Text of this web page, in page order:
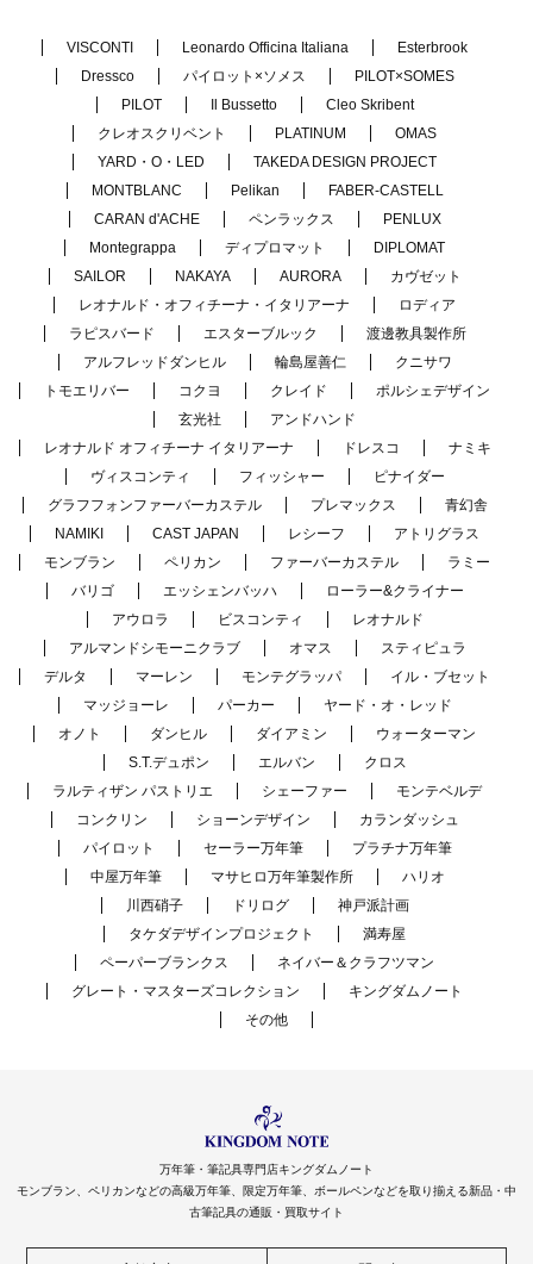
VISCONTI Leonardo Officina Italiana
Esterbrook
Dressco
パイロット×ソメス
PILOT×SOMES
PILOT
Il Bussetto
Cleo Skribent
クレオスクリベント
PLATINUM
OMAS
YARD・O・LED
TAKEDA DESIGN PROJECT
MONTBLANC
Pelikan
FABER-CASTELL
CARAN d'ACHE
ペンラックス
PENLUX
Montegrappa
ディプロマット
DIPLOMAT
SAILOR
NAKAYA AURORA
カヴゼット
レオナルド・オフィチーナ・イタリアーナ
ロディア
ラピスバード
エスターブルック
渡邊教具製作所
アルフレッドダンヒル
輪島屋善仁
クニサワ
トモエリバー
コクヨ クレイド
ポルシェデザイン
玄光社
アンドハンド
レオナルド オフィチーナ イタリアーナ
ドレスコ
ナミキ
ヴィスコンティ
フィッシャー
ピナイダー
グラフフォンファーバーカステル
プレマックス
青幻舎
NAMIKI
CAST JAPAN レシーフ
アトリグラス
モンブラン
ペリカン ファーバーカステル
ラミー
バリゴ
エッシェンバッハ
ローラー&クライナー
アウロラ
ビスコンティ
レオナルド
アルマンドシモーニクラブ
オマス
スティピュラ
デルタ
マーレン モンテグラッパ
イル・ブセット
マッジョーレ
パーカー
ヤード・オ・レッド
オノト
ダンヒル ダイアミン
ウォーターマン
S.T.デュポン
エルバン
クロス
ラルティザン パストリエ
シェーファー
モンテベルデ
コンクリン
ショーンデザイン
カランダッシュ
パイロット
セーラー万年筆
プラチナ万年筆
中屋万年筆
マサヒロ万年筆製作所
ハリオ
川西硝子
ドリログ
神戸派計画
タケダデザインプロジェクト
満寿屋
ペーパーブランクス
ネイバー＆クラフツマン
グレート・マスターズコレクション
キングダムノート
その他
万年筆・筆記具専門店キングダムノート
モンブラン、ペリカンなどの高級万年筆、限定万年筆、ボールペンなどを取り揃える新品・中
古筆記具の通販・買取サイト